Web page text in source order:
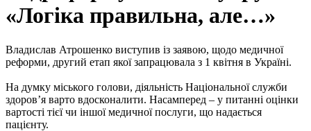
«Логіка правильна, але…»
Владислав Атрошенко виступив із заявою, щодо медичної
реформи, другий етап якої запрацювала з 1 квітня в Україні.
На думку міського голови, діяльність Національної служби
здоров’я варто вдосконалити. Насамперед – у питанні оцінки
вартості тієї чи іншої медичної послуги, що надається
пацієнту.